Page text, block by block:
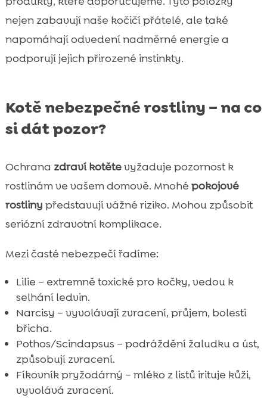
nejen zabavují naše kočičí přátelé, ale také
napomáhají odvedení nadměrné energie a
podporují jejich přirozené instinkty.
Kotě nebezpečné rostliny – na co
si dát pozor?
Ochrana zdraví kotětevyžaduje pozornost k
rostlinám ve vašem domově. Mnohé pokojové
rostliny představují vážné riziko. Mohou způsobit
seriózní zdravotní komplikace.
Mezi časté nebezpečí řadíme:
Lilie – extremně toxické pro kočky, vedou k
selhání ledvin.
Narcisy – vyvolávají zvracení, průjem, bolesti
břicha.
Pothos/Scindapsus – podráždění žaludku a úst,
způsobují zvracení.
Fíkovník pryžodárný – mléko z listů irituje kůži,
vyvolává zvracení.